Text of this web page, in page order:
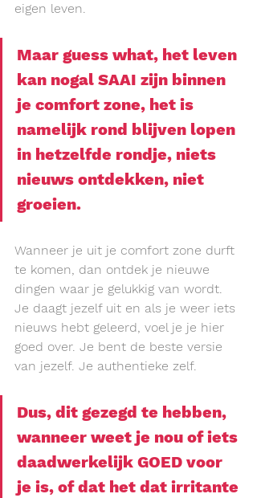
eigen leven.
Maar guess what, het leven
kan nogal SAAI zijn binnen
je comfort zone, het is
namelijk rond blijven lopen
in hetzelfde rondje, niets
nieuws ontdekken, niet
groeien.
Wanneer je uit je comfort zone durft
te komen, dan ontdek je nieuwe
dingen waar je gelukkig van wordt.
Je daagt jezelf uit en als je weer iets
nieuws hebt geleerd, voel je je hier
goed over. Je bent de beste versie
van jezelf. Je authentieke zelf.
Dus, dit gezegd te hebben,
wanneer weet je nou of iets
daadwerkelijk GOED voor
je is, of dat het dat irritante